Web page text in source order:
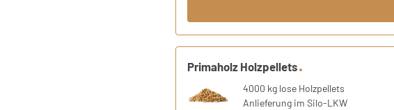
1 Produkt
Primaholz Holzpellets
Holzpellets entsprechend der DIN-Norm ENplus A1
4000 kg lose Holzpellets
Anlieferung im Silo-LKW